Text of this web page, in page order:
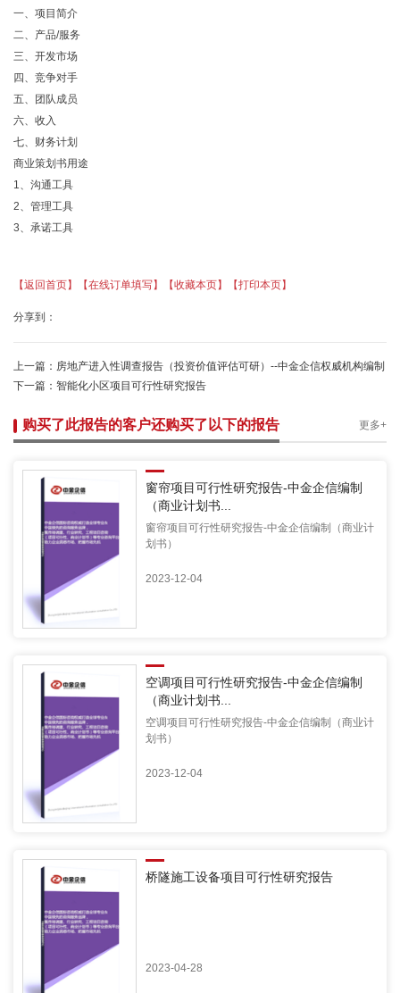
一、项目简介
二、产品/服务
三、开发市场
四、竞争对手
五、团队成员
六、收入
七、财务计划
商业策划书用途
1、沟通工具
2、管理工具
3、承诺工具
【返回首页】 【在线订单填写】 【收藏本页】 【打印本页】
分享到：
上一篇： 房地产进入性调查报告（投资价值评估可研）--中金企信权威机构编制
下一篇： 智能化小区项目可行性研究报告
购买了此报告的客户还购买了以下的报告 更多+
窗帘项目可行性研究报告-中金企信编制
（商业计划书...
窗帘项目可行性研究报告-中金企信编制（商业计
划书）
2023-12-04
空调项目可行性研究报告-中金企信编制
（商业计划书...
空调项目可行性研究报告-中金企信编制（商业计
划书）
2023-12-04
桥隧施工设备项目可行性研究报告
2023-04-28